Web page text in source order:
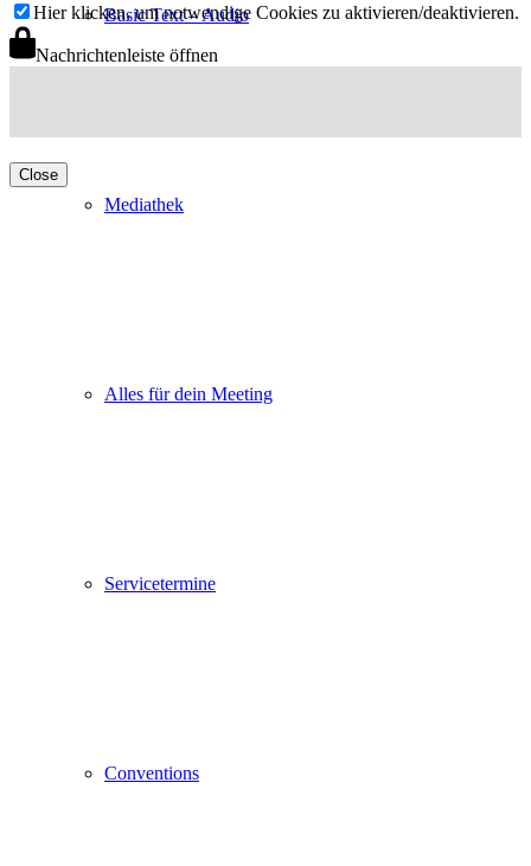
Basic Text – Audio
Mediathek
Alles für dein Meeting
Servicetermine
Conventions
Hier klicken, um notwendige Cookies zu aktivieren/deaktivieren.
Nachrichtenleiste öffnen
Close